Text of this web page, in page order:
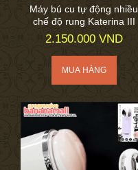
Máy bú cu tự động nhiều
chế độ rung Katerina III
2.150.000 VND